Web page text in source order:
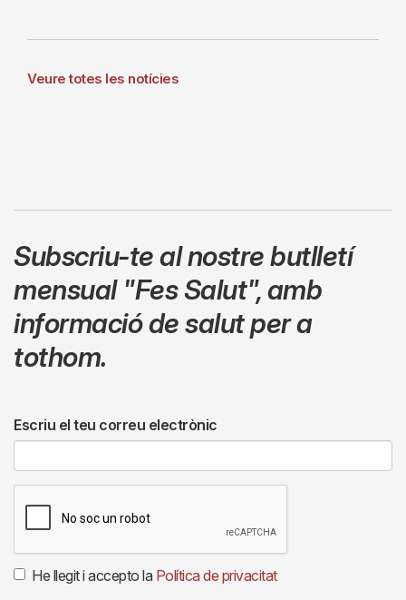
Veure totes les notícies
Subscriu-te al nostre butlletí
mensual "Fes Salut",amb
informació de salut per a
tothom.
Escriu el teu correu electrònic
He llegit i accepto la Política de privacitat